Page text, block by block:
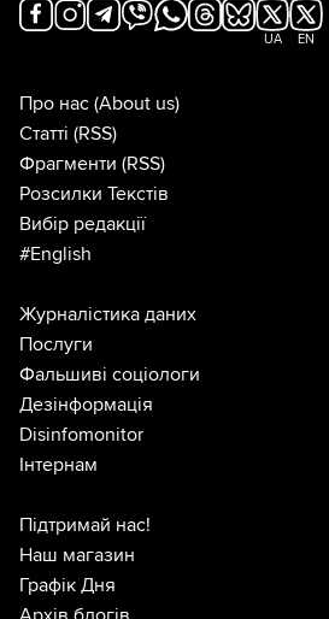
UA EN
Про нас (About us)
Статті (RSS)
Фрагменти (RSS)
Розсилки Текстів
Вибір редакції
#English
Журналістика даних
Послуги
Фальшиві соціологи
Дезінформація
Disinfomonitor
Інтернам
Підтримай нас!
Наш магазин
Графік Дня